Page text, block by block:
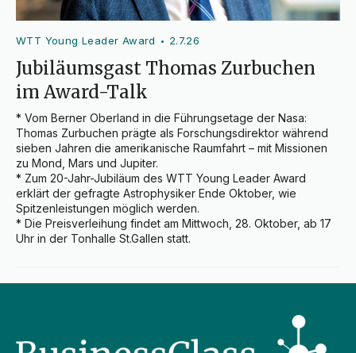
WTT Young Leader Award • 2.7.26
Jubiläumsgast Thomas Zurbuchen
im Award-Talk
* Vom Berner Oberland in die Führungsetage der Nasa:
Thomas Zurbuchen prägte als Forschungsdirektor während
sieben Jahren die amerikanische Raumfahrt – mit Missionen
zu Mond, Mars und Jupiter.
* Zum 20-Jahr-Jubiläum des WTT Young Leader Award
erklärt der gefragte Astrophysiker Ende Oktober, wie
Spitzenleistungen möglich werden.
* Die Preisverleihung findet am Mittwoch, 28. Oktober, ab 17
Uhr in der Tonhalle St.Gallen statt.